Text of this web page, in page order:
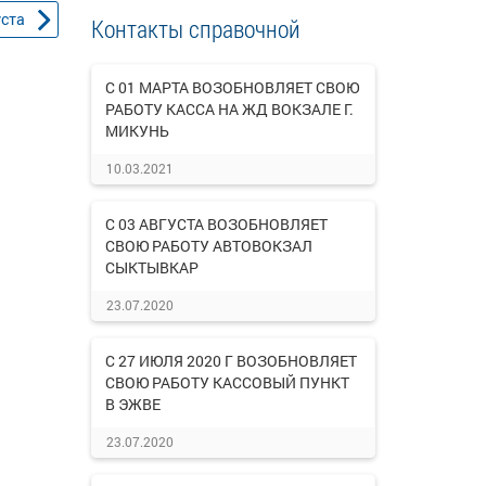
Контакты справочной
С 01 МАРТА ВОЗОБНОВЛЯЕТ СВОЮ
РАБОТУ КАССА НА ЖД ВОКЗАЛЕ Г.
МИКУНЬ
10.03.2021
С 03 АВГУСТА ВОЗОБНОВЛЯЕТ
СВОЮ РАБОТУ АВТОВОКЗАЛ
СЫКТЫВКАР
23.07.2020
С 27 ИЮЛЯ 2020 Г ВОЗОБНОВЛЯЕТ
СВОЮ РАБОТУ КАССОВЫЙ ПУНКТ
В ЭЖВЕ
23.07.2020